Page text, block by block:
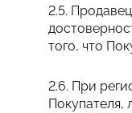
2.5.
того, что
2.6. При
Покупателя,